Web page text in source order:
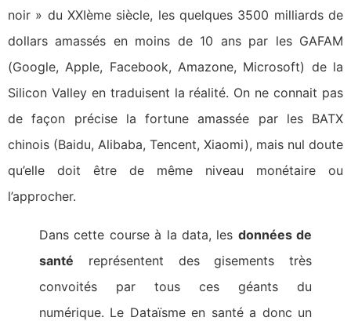
noir » du XXIème siècle, les quelques 3500 milliards de
dollars amassés en moins de 10 ans par les GAFAM
(Google, Apple, Facebook, Amazone, Microsoft) de la
Silicon Valley en traduisent la réalité. On ne connait pas
de façon précise la fortune amassée par les BATX
chinois (Baidu, Alibaba, Tencent, Xiaomi), mais nul doute
qu’elle doit être de même niveau monétaire ou
l’approcher.
Dans cette course à la data, les données de
santé représentent des gisements très
convoités par tous ces géants du
numérique. Le Dataïsme en santé a donc un